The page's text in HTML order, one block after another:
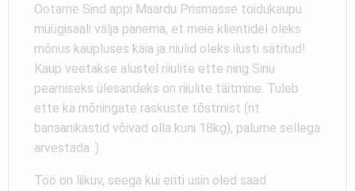
Ootame Sind appi Maardu Prismasse toidukaupu
müügisaali välja panema, et meie klientidel oleks
mõnus kaupluses käia ja riiulid oleks ilusti sätitud!
Kaup veetakse alustel riiulite ette ning Sinu
peamiseks ülesandeks on riiulite täitmine. Tuleb
ette ka mõningate raskuste tõstmist (nt
banaanikastid võivad olla kuni 18kg), palume sellega
arvestada :)
Töö on liikuv, seega kui eriti usin oled saad